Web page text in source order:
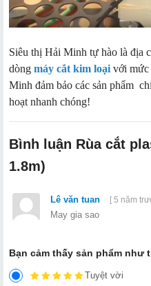
Siêu thị Hải Minh tự hào là địa
dòng máy cắt kim loại với mức
Minh đảm bảo các sản phẩm
hoạt nhanh chóng!
Bình luận Rùa cắt
1.8m)
Lê văn tuan [ 5 năm
May gia sao
Bạn cảm thấy sản phẩm như
Tuyệt vời